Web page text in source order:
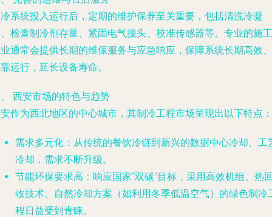
系统投入运行后，定期的维护保养至关重要，包括清洗冷凝
检查制冷剂存量、紧固电气接头、校准传感器等。专业的施工
通常会提供长期的维保服务与应急响应，保障系统长期高效、
运行，延长设备寿命。
西安市场的特色与趋势
作为西北地区的中心城市，其制冷工程市场呈现出以下特点：
需求多元化 ：从传统的餐饮冷链到新兴的数据中心冷却、工
冷却，需求不断升级。
节能环保要求高 ：响应国家“双碳”目标，采用高效机组、热
收技术、自然冷却方案（如利用冬季低温空气）的绿色制冷
程日益受到青睐。